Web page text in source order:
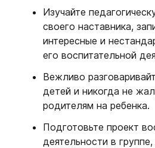
Изучайте
своего наставника,
интересные и
его воспитательной
Вежливо
детей и никогда не
родителям на ребенка.
Подготовьте проект
деятельности в